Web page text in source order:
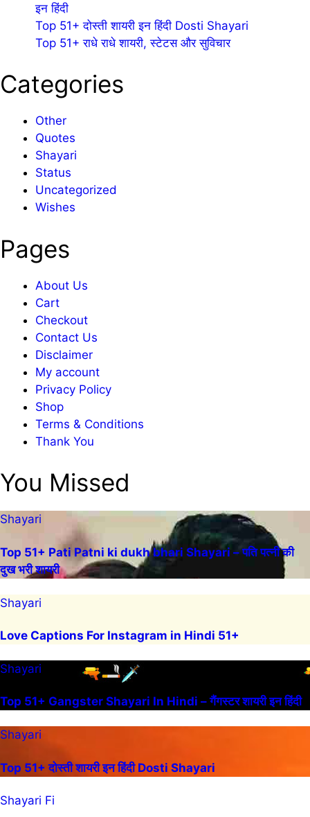
इन हिंदी
Top 51+ दोस्ती शायरी इन हिंदी Dosti Shayari
Top 51+ राधे राधे शायरी, स्टेटस और सुविचार
Categories
Other
Quotes
Shayari
Status
Uncategorized
Wishes
Pages
About Us
Cart
Checkout
Contact Us
Disclaimer
My account
Privacy Policy
Shop
Terms & Conditions
Thank You
You Missed
Shayari
Top 51+ Pati Patni ki dukh bhari Shayari – पति पत्नी की
दुख भरी शायरी
Shayari
Love Captions For Instagram in Hindi 51+
Shayari
Top 51+ Gangster Shayari In Hindi – गैंगस्टर शायरी इन हिंदी
Shayari
Top 51+ दोस्ती शायरी इन हिंदी Dosti Shayari
Shayari Fi